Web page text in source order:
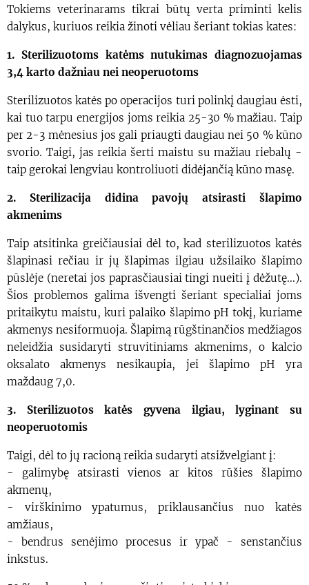
Tokiems veterinarams tikrai būtų verta priminti kelis
dalykus, kuriuos reikia žinoti vėliau šeriant tokias kates:
1. Sterilizuotoms katėms nutukimas diagnozuojamas
3,4 karto dažniau nei neoperuotoms
Sterilizuotos katės po operacijos turi polinkį daugiau ėsti,
kai tuo tarpu energijos joms reikia 25-30 % mažiau. Taip
per 2-3 mėnesius jos gali priaugti daugiau nei 50 % kūno
svorio. Taigi, jas reikia šerti maistu su mažiau riebalų -
taip gerokai lengviau kontroliuoti didėjančią kūno masę.
2. Sterilizacija didina pavojų atsirasti šlapimo
akmenims
Taip atsitinka greičiausiai dėl to, kad sterilizuotos katės
šlapinasi rečiau ir jų šlapimas ilgiau užsilaiko šlapimo
pūslėje (neretai jos paprasčiausiai tingi nueiti į dėžutę...).
Šios problemos galima išvengti šeriant specialiai joms
pritaikytu maistu, kuri palaiko šlapimo pH tokį, kuriame
akmenys nesiformuoja. Šlapimą rūgštinančios medžiagos
neleidžia susidaryti struvitiniams akmenims, o kalcio
oksalato akmenys nesikaupia, jei šlapimo pH yra
maždaug 7,0.
3. Sterilizuotos katės gyvena ilgiau, lyginant su
neoperuotomis
Taigi, dėl to jų racioną reikia sudaryti atsižvelgiant į:
- galimybę atsirasti vienos ar kitos rūšies šlapimo
akmenų,
- virškinimo ypatumus, priklausančius nuo katės
amžiaus,
- bendrus senėjimo procesus ir ypač - senstančius
inkstus.